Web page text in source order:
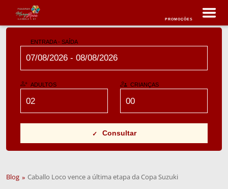
PROMOÇÕES
ENTRADA - SAÍDA
ADULTOS CRIANÇAS
Consultar
Blog Caballo Loco vence a última etapa da Copa Suzuki